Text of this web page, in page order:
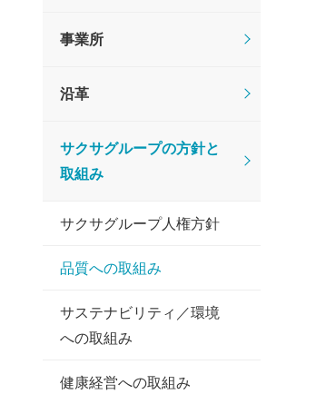
事業所
沿革
サクサグループの方針と
取組み
サクサグループ人権方針
品質への取組み
サステナビリティ／環境
への取組み
健康経営への取組み